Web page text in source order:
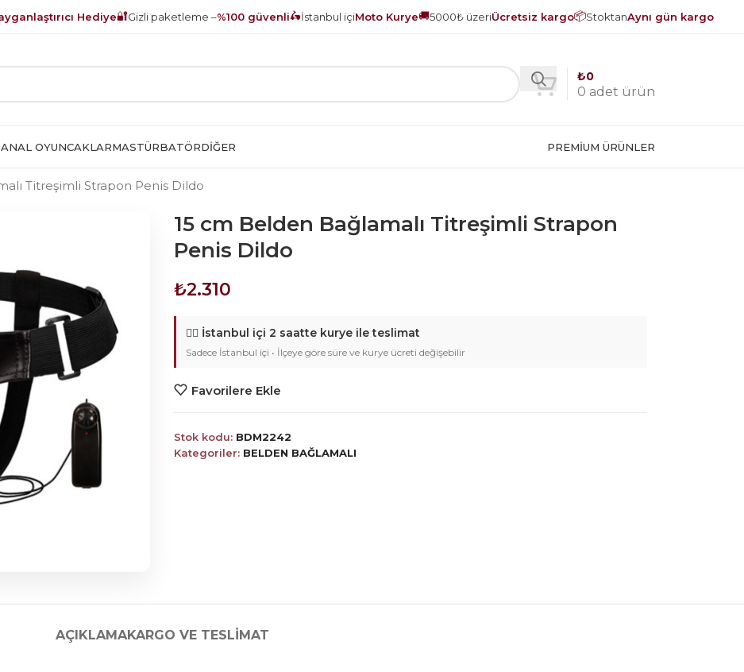
Hediye🔐Gizli paketleme –%100 güvenli🛵İstanbul içiMoto Kurye🚚5000₺ üzeriÜcretsiz kargo📦StoktanAynı gün kargo
0 adet ürün
₺0
ANAL OYUNCAKLARMASTÜRBATÖRDIĞER PREMIUM ÜRÜNLER
Titreşimli Strapon Penis Dildo
15 cm Belden Bağlamalı Titreşimli Strapon
Penis Dildo
₺2.310
🚴‍♂️ İstanbul içi 2 saatte kurye ile teslimat
Sadece İstanbul içi • İlçeye göre süre ve kurye ücreti değişebilir
Favorilere Ekle
Stok kodu: BDM2242
Kategoriler: BELDEN BAĞLAMALI
AÇIKLAMAKARGO VE TESLIMAT